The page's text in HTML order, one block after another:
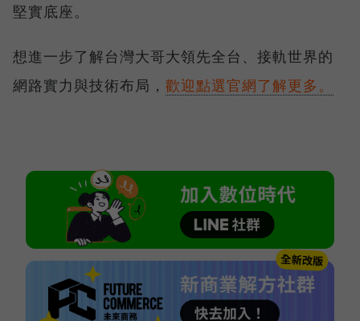
堅實底座。
想進一步了解台灣大哥大領先全台、接軌世界的
網路實力與技術布局， 歡迎點選官網了解更多。